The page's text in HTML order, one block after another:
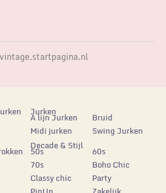
vintage.startpagina.nl
Jurken
A lijn Jurken
Bruid
Midi jurken
Swing Jurken
Decade & Stijl
50s
60s
70s
Boho Chic
Classy chic
Party